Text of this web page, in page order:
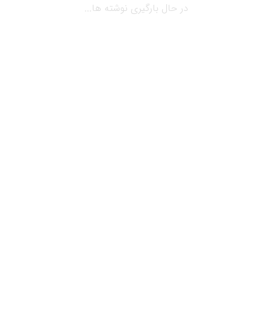
در حال بارگیری نوشته ها...